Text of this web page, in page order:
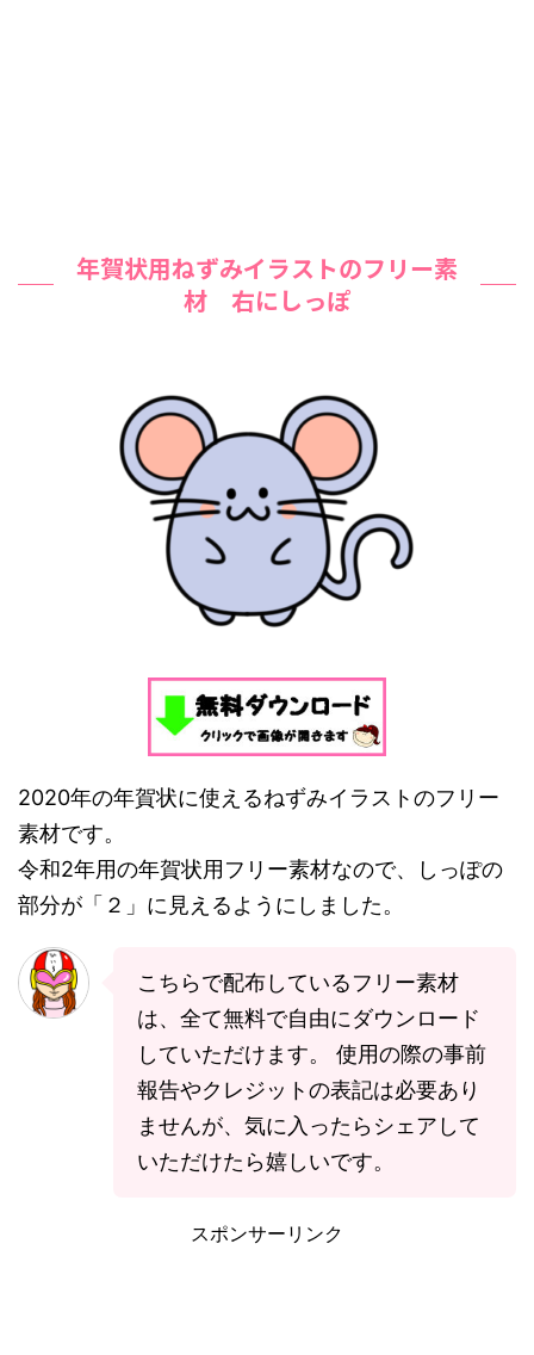
年賀状用ねずみイラストのフリー素
材 右にしっぽ
2020年の年賀状に使えるねずみイラストのフリー
素材です。
令和2年用の年賀状用フリー素材なので、しっぽの
部分が「２」に見えるようにしました。
こちらで配布しているフリー素材
は、全て無料で自由にダウンロード
していただけます。 使用の際の事前
報告やクレジットの表記は必要あり
ませんが、気に入ったらシェアして
いただけたら嬉しいです。
スポンサーリンク